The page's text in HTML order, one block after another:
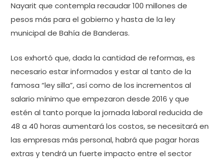
Nayarit que contempla recaudar 100 millones de
pesos más para el gobierno y hasta de la ley
municipal de Bahía de Banderas.
Los exhortó que, dada la cantidad de reformas, es
necesario estar informados y estar al tanto de la
famosa “ley silla”, así como de los incrementos al
salario mínimo que empezaron desde 2016 y que
estén al tanto porque la jornada laboral reducida de
48 a 40 horas aumentará los costos, se necesitará en
las empresas más personal, habrá que pagar horas
extras y tendrá un fuerte impacto entre el sector